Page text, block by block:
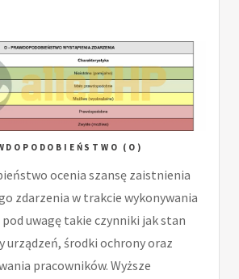
(O)
ocenia szansę zaistnienia
zdarzenia w trakcie wykonywania
pod uwagę takie czynniki jak stan
urządzeń, środki ochrony oraz
pracowników. Wyższe